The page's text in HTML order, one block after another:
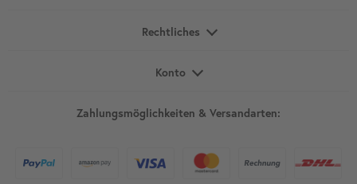
Rechtliches
Konto
Zahlungsmöglichkeiten & Versandarten: